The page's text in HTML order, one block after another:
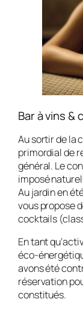
Bar à vins &
Au sortir de la
primordial de
général. Le
imposé
Au jardin en
vous propose
cocktails
En tant
éco-
avons été
réservation
constitués.